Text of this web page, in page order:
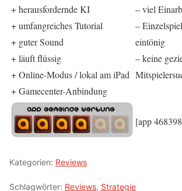
+ herausfordernde KI
+ umfangreichesTutorial
+ guterSound
+ läuft flüssig
+ Online-Modus / lokal amiPad
+Gamecenter-Anbindung
– viel
–
eintönig
– keine
[app
Kategorien: Reviews
Schlagwörter: Reviews, Strategie